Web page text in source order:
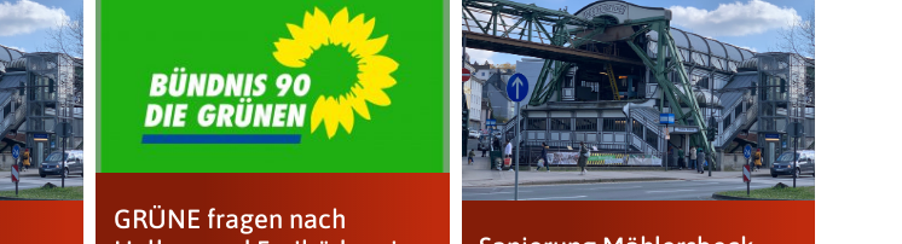
GRÜNE fragen nach